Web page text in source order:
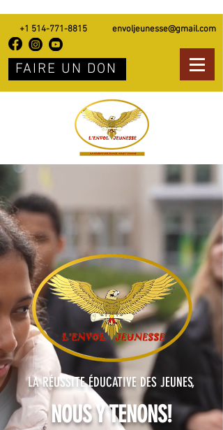
+1 514-771-8815 envoljeunesse@gmail.com
FAIRE UN DON
LA RÉUSSITE ÉDUCATIVE DES JEUNES,
NOUS Y TENONS!